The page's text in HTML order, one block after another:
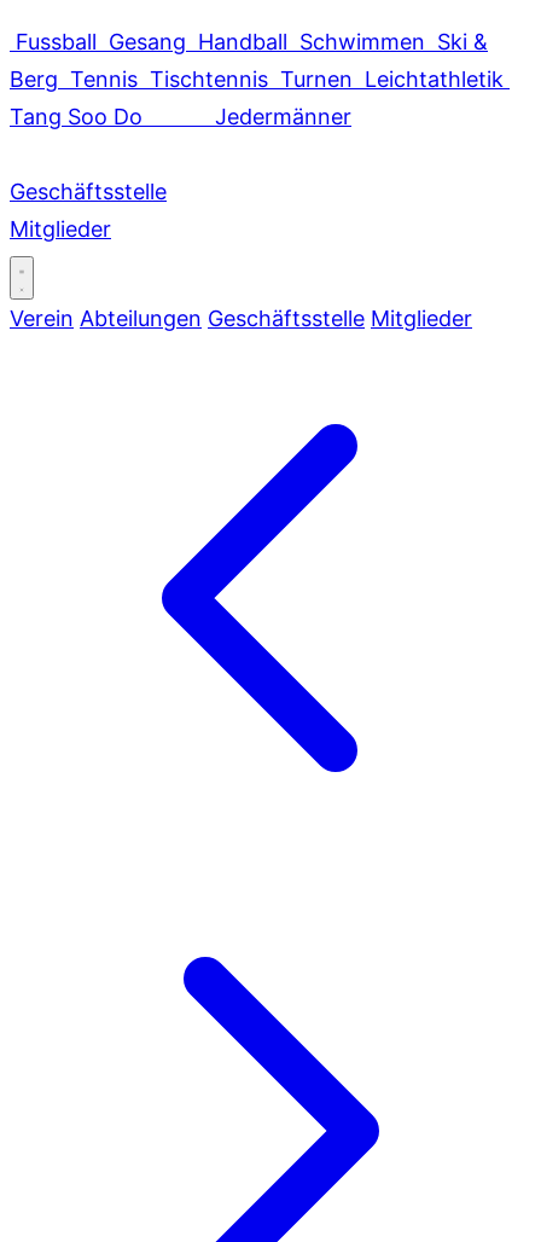
Fussball Gesang Handball Schwimmen Ski &
Berg Tennis Tischtennis Turnen Leichtathletik
Tang Soo Do
Jedermänner
Geschäftsstelle
Mitglieder
Verein Abteilungen Geschäftsstelle Mitglieder